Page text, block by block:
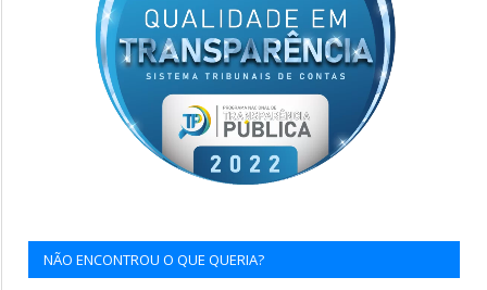
NÃO ENCONTROU O QUE QUERIA?